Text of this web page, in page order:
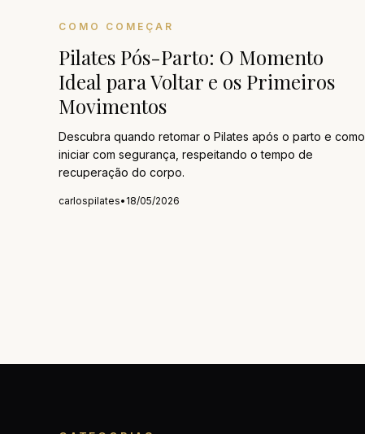
COMO COMEÇAR
Pilates Pós-Parto: O Momento
Ideal para Voltar e os Primeiros
Movimentos
Descubra quando retomar o Pilates após o parto e como
iniciar com segurança, respeitando o tempo de
recuperação do corpo.
carlospilates• 18/05/2026